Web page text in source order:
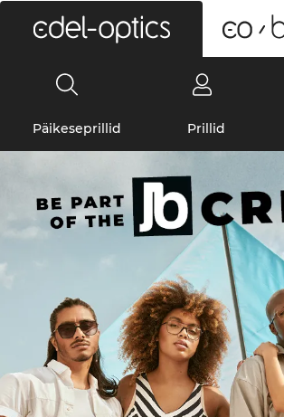
Päikeseprillid Prillid